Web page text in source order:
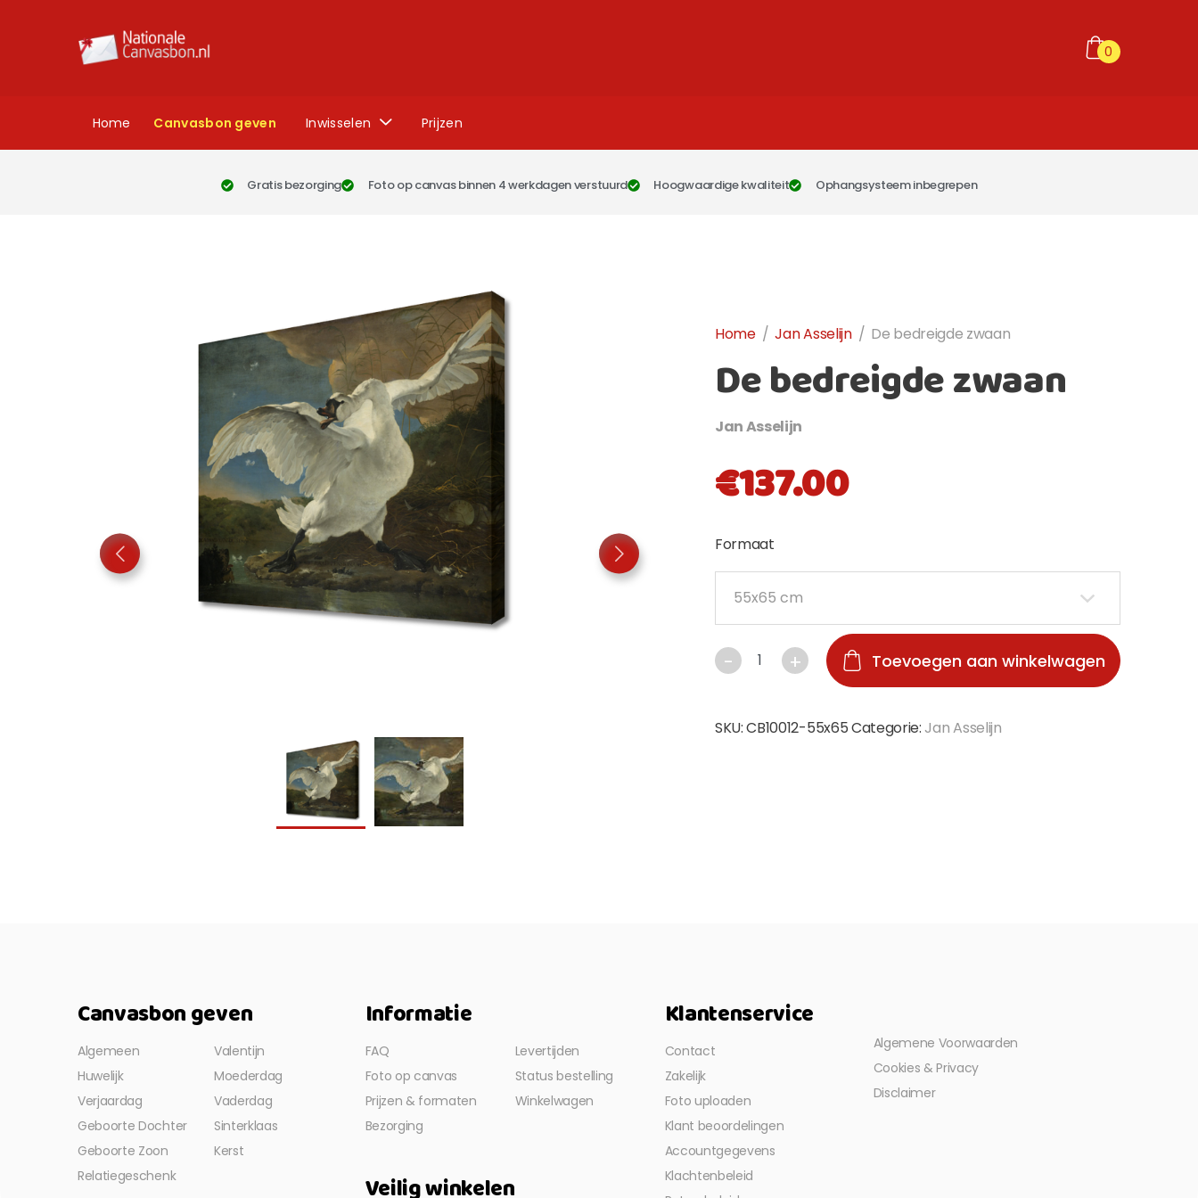
0
Home Canvasbon geven Inwisselen Prijzen
Gratis bezorging Foto op canvas binnen 4 werkdagen verstuurd Hoogwaardige kwaliteit Ophangsysteem inbegrepen
Home / Jan Asselijn / De bedreigde zwaan
De bedreigde zwaan
Jan Asselijn
€137.00
Formaat
Toevoegen aan winkelwagen
SKU:CB10012-55x65Categorie:Jan Asselijn
Canvasbon geven
Algemeen
Huwelijk
Verjaardag
Geboorte Dochter
Geboorte Zoon
Relatiegeschenk
Valentijn
Moederdag
Vaderdag
Sinterklaas
Kerst
Informatie
FAQ
Foto op canvas
Prijzen & formaten
Bezorging
Levertijden
Status bestelling
Winkelwagen
Veilig winkelen
Klantenservice
Contact
Zakelijk
Foto uploaden
Klant beoordelingen
Accountgegevens
Klachtenbeleid
Algemene Voorwaarden
Cookies & Privacy
Disclaimer